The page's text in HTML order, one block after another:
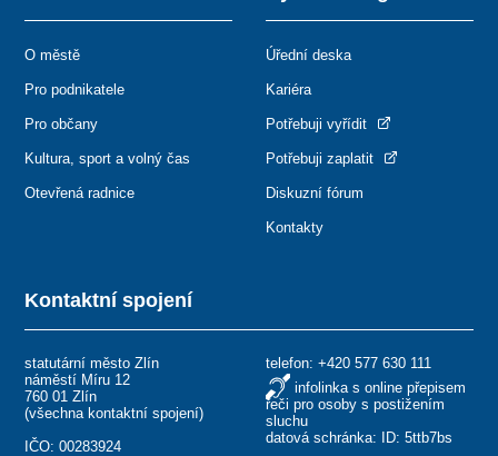
Kontaktní spojení
statutární město Zlín
náměstí Míru 12
760 01 Zlín
(všechna kontaktní spojení)
IČO: 00283924
telefon: +420 577 630 111
infolinka s online přepisem
řeči pro osoby s postižením
sluchu
datová schránka: ID: 5ttb7bs
O městě
Pro podnikatele
Pro občany
Kultura, sport a volný čas
Otevřená radnice
Úřední deska
Kariéra
Potřebuji vyřídit
Potřebuji zaplatit
Diskuzní fórum
Kontakty